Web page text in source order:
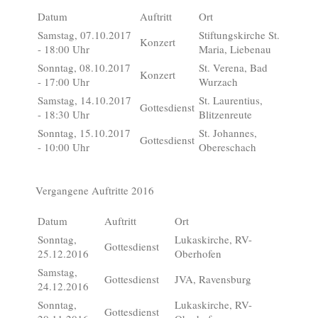
Datum Auftritt
Ort
Samstag, 07.10.2017
- 18:00 Uhr
Konzert
Stiftungskirche St.
Maria, Liebenau
Sonntag, 08.10.2017
- 17:00 Uhr
Konzert
St. Verena, Bad
Wurzach
Samstag, 14.10.2017
- 18:30 Uhr
Gottesdienst St. Laurentius,
Blitzenreute
Sonntag, 15.10.2017
- 10:00 Uhr
Gottesdienst St. Johannes,
Obereschach
Vergangene Auftritte 2016
Datum Auftritt
Ort
Sonntag,
25.12.2016
Gottesdienst
Lukaskirche, RV-
Oberhofen
Samstag,
24.12.2016
Gottesdienst
JVA, Ravensburg
Sonntag,
Gottesdienst
Lukaskirche, RV-